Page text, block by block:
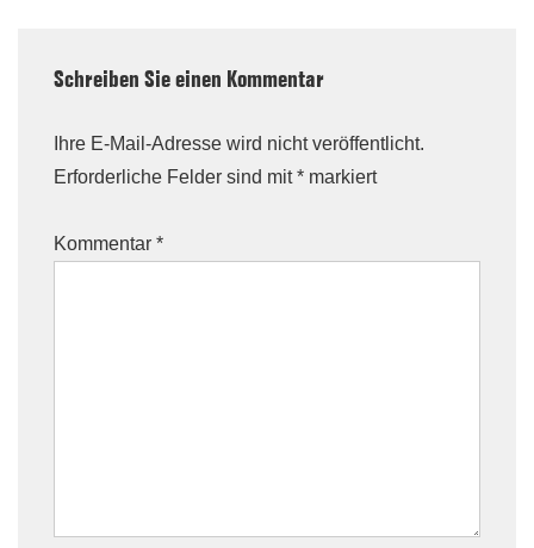
Schreiben Sie einen Kommentar
Ihre E-Mail-Adresse wird nicht veröffentlicht.
Erforderliche Felder sind mit* markiert
Kommentar *